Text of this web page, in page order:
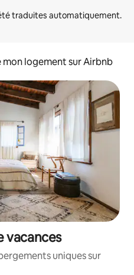
logement sur Airbnb
vacances
uniques sur